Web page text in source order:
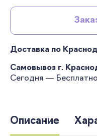
Доставка по
Самовывоз г.
Сегодня — Бесплатно
Описание